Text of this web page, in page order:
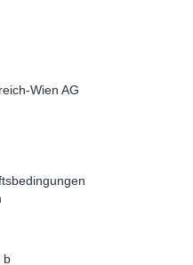
Wien AG
b